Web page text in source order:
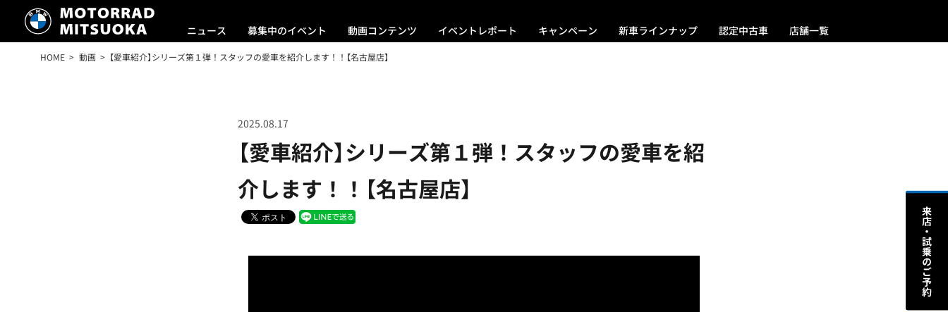
ニュース 募集中のイベント 動画コンテンツ イベントレポート キャンペーン 新車ラインナップ 認定中古車 店舗一覧
HOME 動画 【愛車紹介】シリーズ第１弾！スタッフの愛車を紹介します！！【名古屋店】
【愛車紹介】シリーズ第１弾！スタッフの愛車を紹
介します！！【名古屋店】
2025.08.17